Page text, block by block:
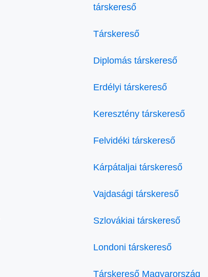
társkereső
Társkereső
Diplomás társkereső
Erdélyi társkereső
Keresztény társkereső
Felvidéki társkereső
Kárpátaljai társkereső
Vajdasági társkereső
Szlovákiai társkereső
Londoni társkereső
Társkereső Magyarország